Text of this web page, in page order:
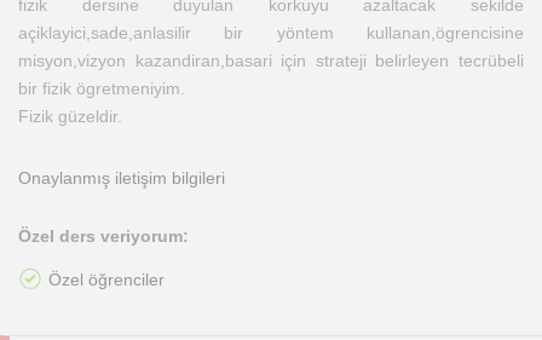
fizik dersine duyulan korkuyu azaltacak sekilde
açiklayici,sade,anlasilir bir yöntem kullanan,ögrencisine
misyon,vizyon kazandiran,basari için strateji belirleyen tecrübeli
bir fizik ögretmeniyim.
Fizik güzeldir.
Onaylanmış iletişim bilgileri
Özel ders veriyorum:
Özel öğrenciler